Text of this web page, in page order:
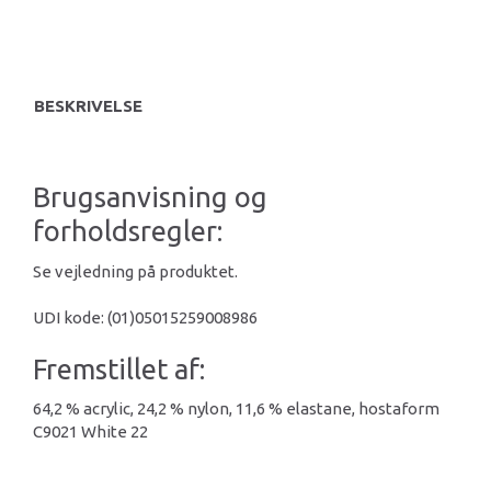
BESKRIVELSE
Brugsanvisning og
forholdsregler:
Se vejledning på produktet.
UDI kode: (01)05015259008986
Fremstillet af:
64,2 % acrylic, 24,2 % nylon, 11,6 % elastane, hostaform
C9021 White 22